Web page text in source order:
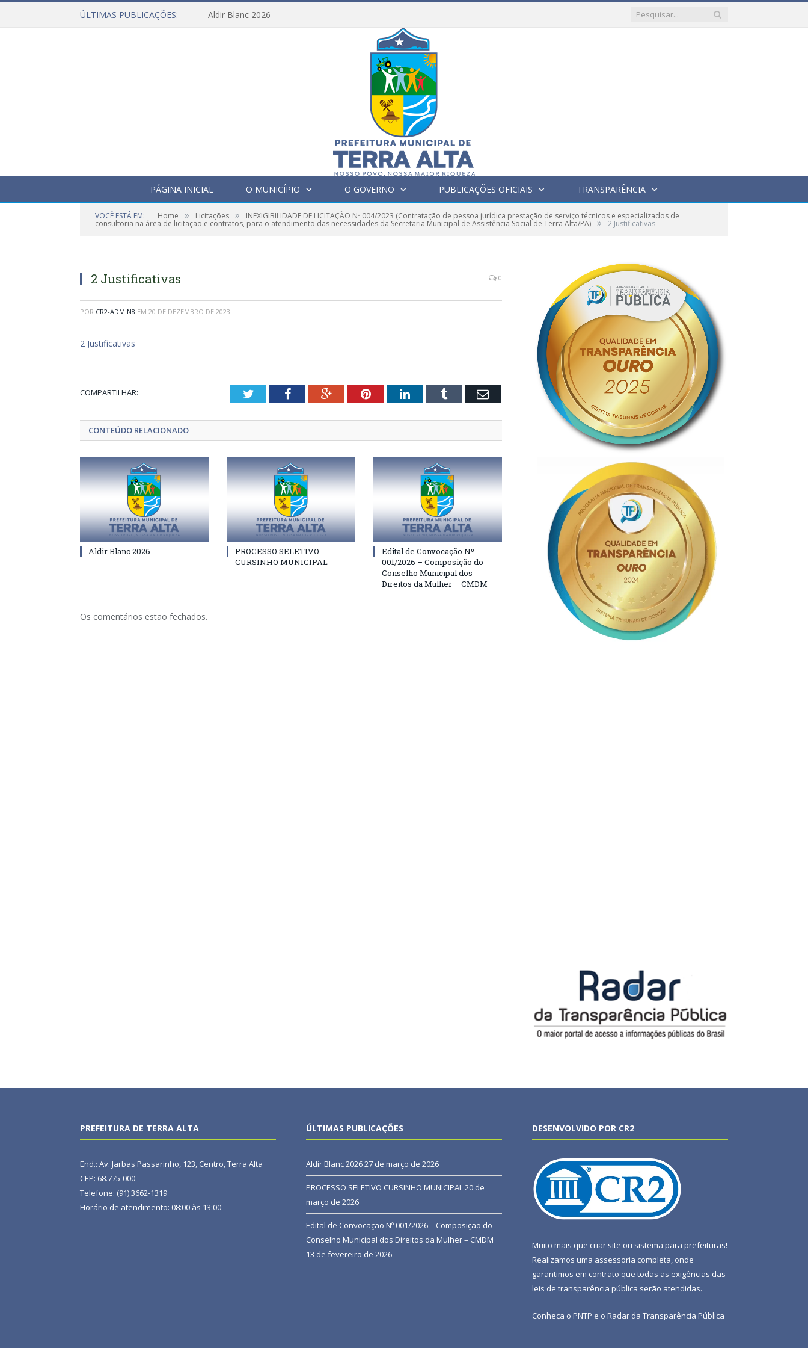
ÚLTIMAS PUBLICAÇÕES: Aldir Blanc 2026
PÁGINA INICIAL O MUNICÍPIO O GOVERNO PUBLICAÇÕES OFICIAIS TRANSPARÊNCIA
VOCÊ ESTÁ EM: Home » Licitações » INEXIGIBILIDADE DE LICITAÇÃO Nº 004/2023 (Contratação de pessoa jurídica prestação de serviço técnicos e especializados de
consultoria na área de licitação e contratos, para o atendimento das necessidades da Secretaria Municipal de Assistência Social de Terra Alta/PA) » 2 Justificativas
2 Justificativas 0
POR CR2-ADMIN8 EM 20 DE DEZEMBRO DE 2023
2 Justificativas
COMPARTILHAR: TwitterFacebookGoogle+PinterestLinkedInTumblr Email
CONTEÚDO RELACIONADO
Aldir Blanc 2026
PROCESSO SELETIVO
CURSINHO MUNICIPAL
Edital de Convocação Nº
001/2026 – Composição do
Conselho Municipal dos
Direitos da Mulher – CMDM
Os comentários estão fechados.
PREFEITURA DE TERRA ALTA
End.: Av. Jarbas Passarinho, 123, Centro, Terra Alta
CEP: 68.775-000
Telefone: (91) 3662-1319
Horário de atendimento: 08:00 às 13:00
ÚLTIMAS PUBLICAÇÕES
Aldir Blanc 202627 de março de 2026
PROCESSO SELETIVO CURSINHO MUNICIPAL20 de
março de 2026
Edital de Convocação Nº 001/2026 – Composição do
Conselho Municipal dos Direitos da Mulher – CMDM
13 de fevereiro de 2026
DESENVOLVIDO POR CR2
Muito mais que criar site ou sistema para prefeituras!
Realizamos uma assessoria completa, onde
garantimos em contrato que todas as exigências das
leis de transparência pública serão atendidas.
Conheça o PNTP e o Radar da Transparência Pública